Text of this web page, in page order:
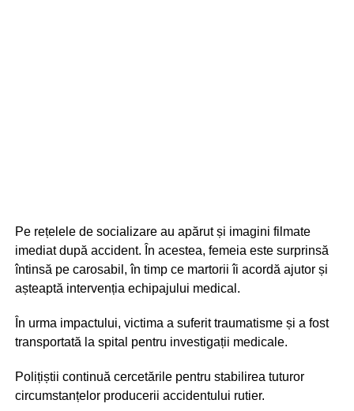
Pe rețelele de socializare au apărut și imagini filmate
imediat după accident. În acestea, femeia este surprinsă
întinsă pe carosabil, în timp ce martorii îi acordă ajutor și
așteaptă intervenția echipajului medical.
În urma impactului, victima a suferit traumatisme și a fost
transportată la spital pentru investigații medicale.
Polițiștii continuă cercetările pentru stabilirea tuturor
circumstanțelor producerii accidentului rutier.